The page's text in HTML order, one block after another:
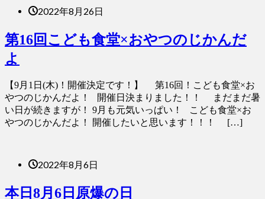
2022年8月26日
第16回こども食堂×おやつのじかんだ
よ
【9月1日(木)！開催決定です！】 第16回！こども食堂×お
やつのじかんだよ！ 開催日決まりました！！ まだまだ暑
い日が続きますが！ 9月も元気いっぱい！ こども食堂×お
やつのじかんだよ！ 開催したいと思います！！！ […]
2022年8月6日
本日8月6日原爆の日